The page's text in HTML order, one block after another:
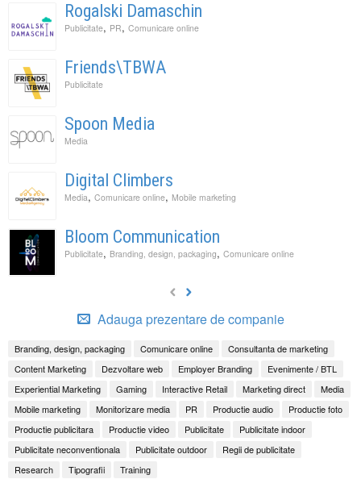
Rogalski Damaschin
Publicitate, PR, Comunicare online
Friends\TBWA
Publicitate
Spoon Media
Media
Digital Climbers
Media, Comunicare online, Mobile marketing
Bloom Communication
Publicitate, Branding, design, packaging, Comunicare online
Adauga prezentare de companie
Branding, design, packaging Comunicare online
Consultanta de marketing
Content Marketing
Dezvoltare web Employer Branding
Evenimente / BTL
Experiential Marketing
Gaming Interactive Retail Marketing direct
Media
Mobile marketing
Monitorizare media PR Productie audio
Productie foto
Productie publicitara
Productie video Publicitate
Publicitate indoor
Publicitate neconventionala
Publicitate outdoor
Regii de publicitate
Research
Tipografii Training